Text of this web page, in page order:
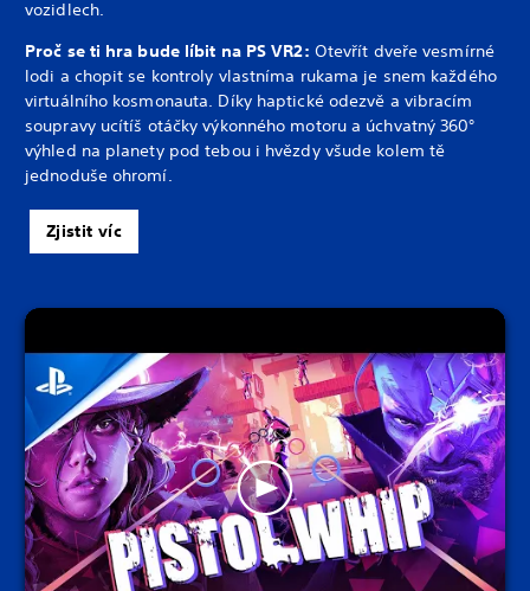
vozidlech.
Proč se ti hra bude líbit na PS VR2: Otevřít dveře vesmírné
lodi a chopit se kontroly vlastníma rukama je snem každého
virtuálního kosmonauta. Díky haptické odezvě a vibracím
soupravy ucítíš otáčky výkonného motoru a úchvatný 360°
výhled na planety pod tebou i hvězdy všude kolem tě
jednoduše ohromí.
Zjistit víc